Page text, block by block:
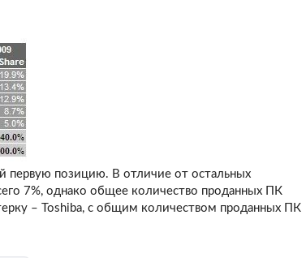
первую позицию. В отличие от остальных
7%, однако общее количество проданных ПК
– Toshiba, с общим количеством проданных ПК